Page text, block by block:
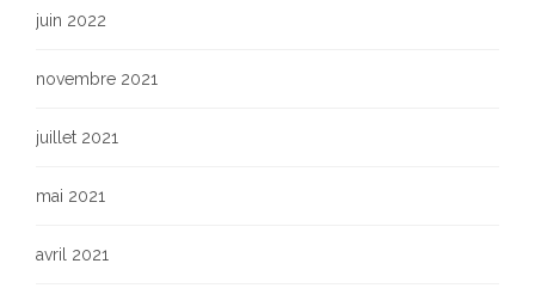
juin 2022
novembre 2021
juillet 2021
mai 2021
avril 2021